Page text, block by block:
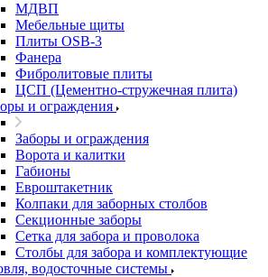
МДВП
Мебельные щиты
Плиты OSB-3
Фанера
Фибролитовые плиты
ЦСП (Цементно-стружечная плита)
и ограждения
Заборы и ограждения
Ворота и калитки
Габионы
Евроштакетник
Колпаки для заборных столбов
Секционные заборы
Сетка для забора и проволока
Столбы для забора и комплектующие
водосточные системы